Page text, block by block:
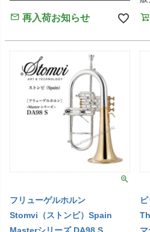
再入荷お知らせ
フリューゲルホルン
Stomvi（ストンビ）Spain